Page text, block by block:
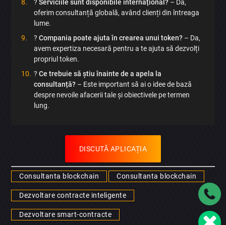
?Serviciile sunt disponibile internațional? – Da,
oferim consultanță globală, având clienți din întreaga
lume.
?Compania poate ajuta în crearea unui token? – Da,
avem expertiza necesară pentru a te ajuta să dezvolți
propriul token.
?Ce trebuie să știu înainte de a apela la
consultanță? – Este important să ai o idee de bază
despre nevoile afacerii tale și obiectivele pe termen
lung.
DISCUTĂ APLICAȚIA
Consultanta blockchain Consultanta blockchain
Dezvoltare contracte inteligente
Dezvoltare smart-contracte